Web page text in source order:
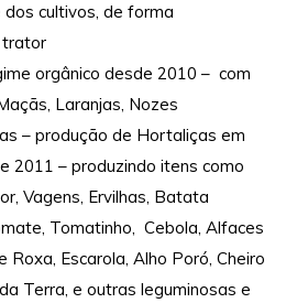
cultivos, de forma
trator
orgânico desde 2010 – com
Laranjas, Nozes
– produção de Hortaliças em
2011 – produzindo itens como
Vagens, Ervilhas, Batata
Tomatinho, Cebola, Alfaces
Roxa, Escarola, Alho Poró, Cheiro
Terra, e outras leguminosas e